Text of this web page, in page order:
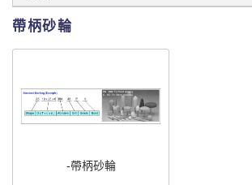
帶柄砂輪
-帶柄砂輪